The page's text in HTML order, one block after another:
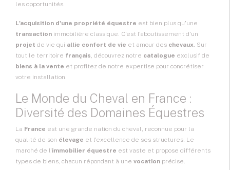
les opportunités.
L'acquisition d'une propriété équestre est bien plus qu'une
transaction immobilière classique. C'est l'aboutissement d'un
projet de vie qui allie confort de vie et amour des chevaux. Sur
tout le territoire français, découvrez notre catalogue exclusif de
biens à la vente et profitez de notre expertise pour concrétiser
votre installation.
Le Monde du Cheval en France :
Diversité des Domaines Équestres
La France est une grande nation du cheval, reconnue pour la
qualité de son élevage et l'excellence de ses structures. Le
marché de l'immobilier équestre est vaste et propose différents
types de biens, chacun répondant à une vocation précise.